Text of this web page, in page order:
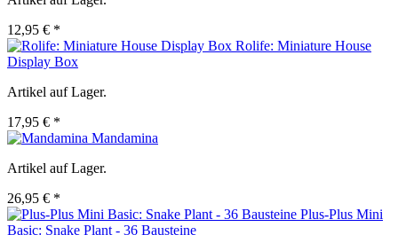
12,95 € *
Rolife: Miniature House
Display Box
Artikel auf Lager.
17,95 € *
Mandamina
Artikel auf Lager.
26,95 € *
Plus-Plus Mini
Basic: Snake Plant - 36 Bausteine